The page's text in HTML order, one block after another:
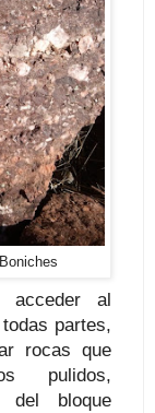
acceder al
partes,
rocas que
pulidos,
del bloque